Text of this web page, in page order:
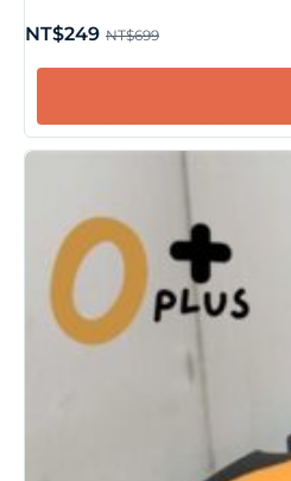
NT$699
NT$249